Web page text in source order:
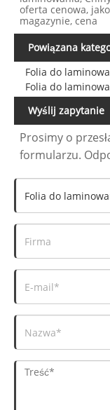
oferta cenowa,
magazynie, cena
Powiązana
Folia do
Folia do
Wyślij zapytanie
Prosimy o
formularzu.